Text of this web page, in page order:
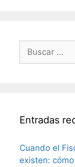
Entradas
Cuando el
existen: